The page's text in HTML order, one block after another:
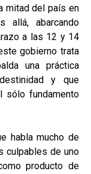
mitad del país en
allá, abarcando
a las 12 y 14
gobierno trata
una práctica
y que
sólo fundamento
habla mucho de
culpables de uno
producto de